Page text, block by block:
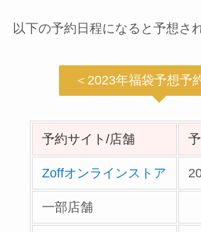
以下の予約日程になると予想さ
＜2023年福袋予想予
予約サイト/店舗
Zoffオンラインストア
一部店舗